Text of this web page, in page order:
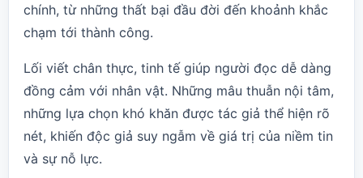
chính, từ những thất bại đầu đời đến khoảnh khắc
chạm tới thành công.
Lối viết chân thực, tinh tế giúp người đọc dễ dàng
đồng cảm với nhân vật. Những mâu thuẫn nội tâm,
những lựa chọn khó khăn được tác giả thể hiện rõ
nét, khiến độc giả suy ngẫm về giá trị của niềm tin
và sự nỗ lực.